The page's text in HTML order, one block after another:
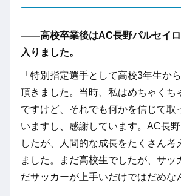
――高校卒業後はAC長野パルセイロ
入りました。
「特別指定選手として高校3年生か
頂きました。当時、私はめちゃくち
ですけど、それでも何かを信じて取
いますし、感謝しています。AC長
したが、人間的な成長をたくさん考
ました。まだ高校生でしたが、サッ
だサッカーが上手いだけではだめな